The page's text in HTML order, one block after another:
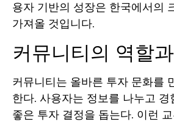
용자 기반의 성장은 한국에서의
가져올 것입니다.
커뮤니티의 역할
커뮤니티는 올바른 투자 문화를
한다. 사용자는 정보를 나누고 경
좋은 투자 결정을 돕는다. 이런